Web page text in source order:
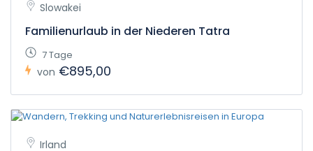
Slowakei
Familienurlaub in der Niederen Tatra
7 Tage
von €895,00
Irland